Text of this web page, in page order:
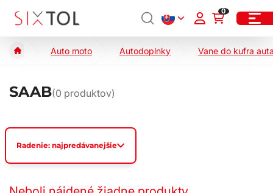
0
Auto moto Autodoplnky Vane do kufra
SAAB(0 produktov)
Radenie: najpredávanejšie